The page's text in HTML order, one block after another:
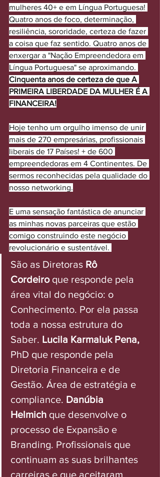
mulheres 40+ e em Língua Portuguesa!
Quatro anos de foco, determinação,
resiliência, sororidade, certeza de fazer
a coisa que faz sentido. Quatro anos de
enxergar a "Nação Empreendedora em
Língua Portuguesa" se aproximando.
Cinquenta anos de certeza de que A
PRIMEIRA LIBERDADE DA MULHER É A
FINANCEIRA!
Hoje tenho um orgulho imenso de unir
mais de 270 empresárias, profissionais
liberais de 17 Países! + de 600
empreendedoras em 4 Continentes. De
sermos reconhecidas pela qualidade do
nosso networking.
E uma sensação fantástica de anunciar
as minhas novas parceiras que estão
comigo construindo este negócio
revolucionário e sustentável.
São as Diretoras Rô
Cordeiro que responde pela
área vital do negócio: o
Conhecimento. Por ela passa
toda a nossa estrutura do
Saber. Lucila Karmaluk Pena,
PhD que responde pela
Diretoria Financeira e de
Gestão. Área de estratégia e
compliance. Danúbia
Helmich que desenvolve o
processo de Expansão e
Branding. Profissionais que
continuam as suas brilhantes
carreiras e que aceitaram